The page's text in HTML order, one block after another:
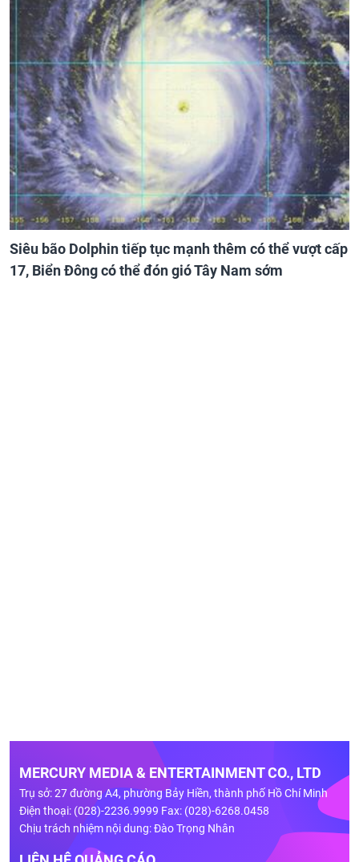
Siêu bão Dolphin tiếp tục mạnh thêm có thể vượt cấp
17, Biển Đông có thể đón gió Tây Nam sớm
MERCURY MEDIA & ENTERTAINMENT CO., LTD
Trụ sở: 27 đường A4, phường Bảy Hiền, thành phố Hồ Chí Minh
Điện thoại: (028)-2236.9999 Fax: (028)-6268.0458
Chịu trách nhiệm nội dung: Đào Trọng Nhân